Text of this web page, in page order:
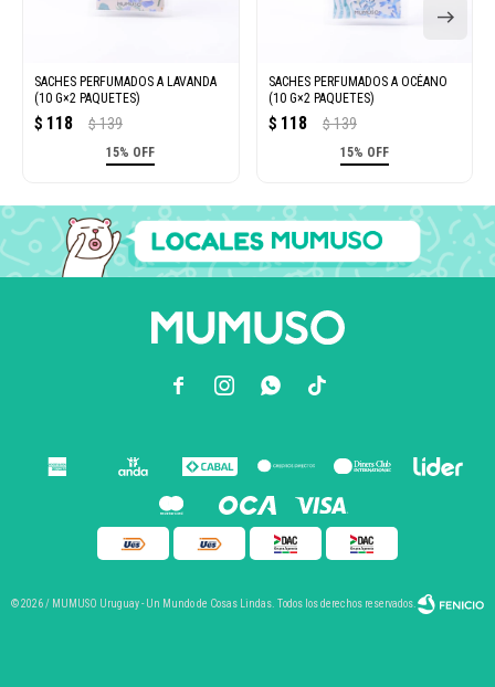
SACHES PERFUMADOS A LAVANDA
(10 G×2 PAQUETES)
$ 118 $ 139
15% OFF
SACHES PERFUMADOS A OCÉANO
(10 G×2 PAQUETES)
$ 118 $ 139
15% OFF
  
© 2026 / MUMUSO Uruguay - Un Mundo de Cosas Lindas. Todos los derechos reservados.